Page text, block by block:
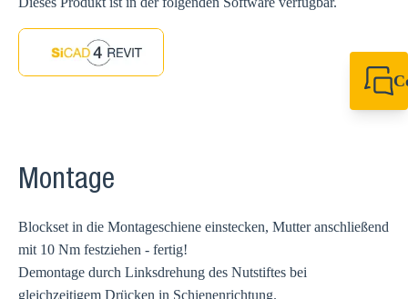
Montage
Blockset in die Montageschiene einstecken, Mutter anschließend
mit 10 Nm festziehen - fertig!
Demontage durch Linksdrehung des Nutstiftes bei
gleichzeitigem Drücken in Schienenrichtung.